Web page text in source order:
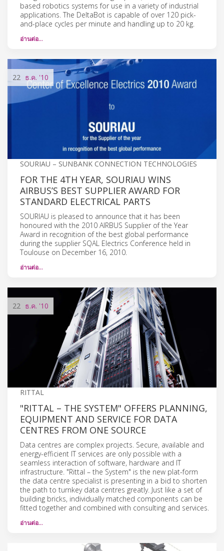
based robotics systems for use in a variety of industrial
applications. The DeltaBot is capable of over 120 pick-
and-place cycles per minute and handling up to 20 kg.
อ่านต่อ…
22 ธ.ค. '10
SOURIAU – SUNBANK CONNECTION TECHNOLOGIES
FOR THE 4TH YEAR, SOURIAU WINS
AIRBUS’S BEST SUPPLIER AWARD FOR
STANDARD ELECTRICAL PARTS
SOURIAU is pleased to announce that it has been
honoured with the 2010 AIRBUS Supplier of the Year
Award in recognition of the best global performance
during the supplier SQAL Electrics Conference held in
Toulouse on December 16, 2010.
อ่านต่อ…
22 ธ.ค. '10
RITTAL
"RITTAL – THE SYSTEM" OFFERS PLANNING,
EQUIPMENT AND SERVICE FOR DATA
CENTRES FROM ONE SOURCE
Data centres are complex projects. Secure, available and
energy-efficient IT services are only possible with a
seamless interaction of software, hardware and IT
infrastructure. "Rittal – the System" is the new plat-form
the data centre specialist is presenting in a bid to shorten
the path to turnkey data centres greatly. Just like a set of
building bricks, individually matched components can be
fitted together and combined with consulting and services.
อ่านต่อ…